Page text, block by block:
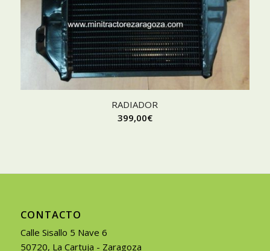
RADIADOR
399,00€
CONTACTO
Calle Sisallo 5 Nave 6
50720, La Cartuja - Zaragoza